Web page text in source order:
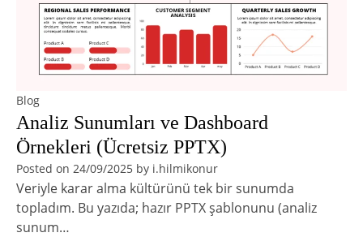
Blog
Analiz Sunumları ve Dashboard
Örnekleri (Ücretsiz PPTX)
Posted on 24/09/2025 by i.hilmikonur
Veriyle karar alma kültürünü tek bir sunumda
topladım. Bu yazıda; hazır PPTX şablonunu (analiz
sunum…